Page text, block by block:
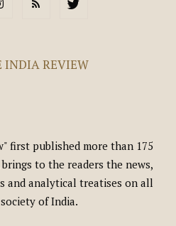
INDIA REVIEW
first published more than 175
to the readers the news,
and analytical treatises on all
of India.